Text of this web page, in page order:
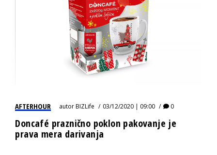
AFTERHOUR autorBIZLife 03/12/2020 | 09:00 0
Doncafé praznično poklon pakovanje je
prava mera darivanja